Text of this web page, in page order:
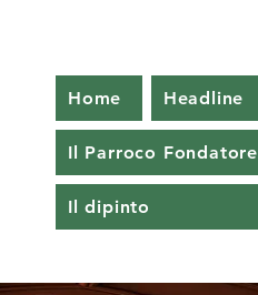
Home Headline
Il Parroco Fondatore
Il dipinto